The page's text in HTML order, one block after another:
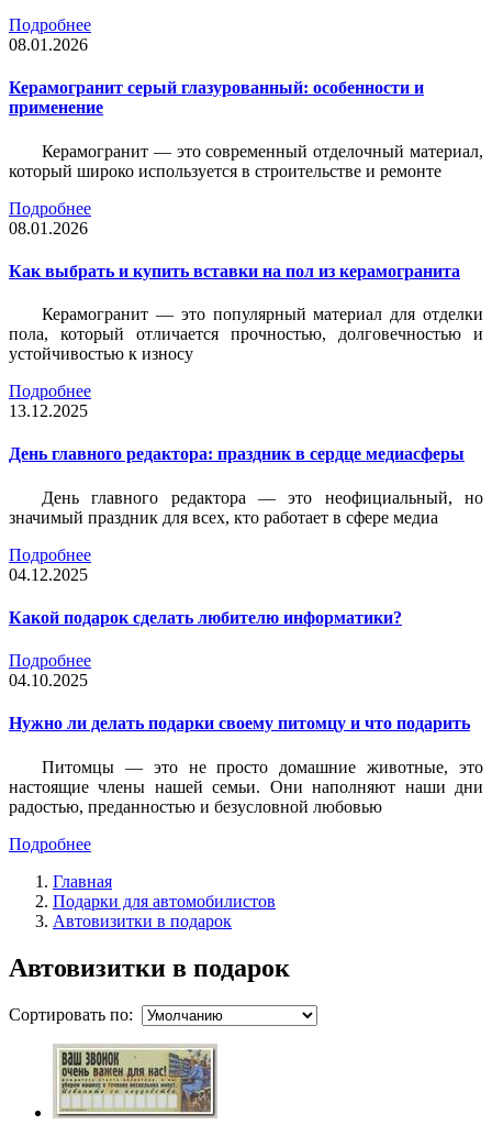
Подробнее
08.01.2026
Керамогранит серый глазурованный: особенности и
применение
Керамогранит — это современный отделочный материал,
который широко используется в строительстве и ремонте
Подробнее
08.01.2026
Как выбрать и купить вставки на пол из керамогранита
Керамогранит — это популярный материал для отделки
пола, который отличается прочностью, долговечностью и
устойчивостью к износу
Подробнее
13.12.2025
День главного редактора: праздник в сердце медиасферы
День главного редактора — это неофициальный, но
значимый праздник для всех, кто работает в сфере медиа
Подробнее
04.12.2025
Какой подарок сделать любителю информатики?
Подробнее
04.10.2025
Нужно ли делать подарки своему питомцу и что подарить
Питомцы — это не просто домашние животные, это
настоящие члены нашей семьи. Они наполняют наши дни
радостью, преданностью и безусловной любовью
Подробнее
Главная
Подарки для автомобилистов
Автовизитки в подарок
Автовизитки в подарок
Сортировать по: